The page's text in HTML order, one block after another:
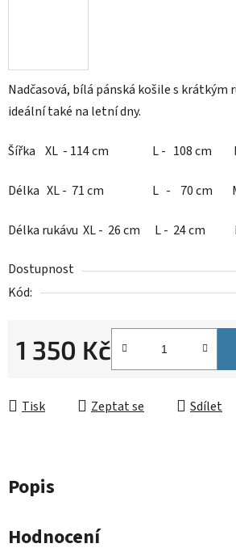
Nadčasová, bílá pánská košile s krátkým
ideální také na letní dny.
Šířka XL - 114 cm L - 108 cm M
Délka XL - 71 cm L - 70 cm M
Délka rukávu XL - 26 cm L - 24 cm
Dostupnost
Kód:
1 350 Kč
Tisk Zeptat se Sdílet
Popis
Hodnocení